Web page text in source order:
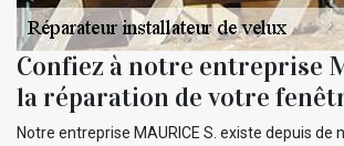
Confiez à notre entreprise
la réparation de votre
Notre entreprise MAURICE S. existe depuis de